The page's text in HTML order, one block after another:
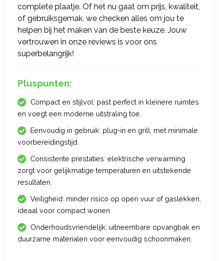
complete plaatje. Of het nu gaat om prijs, kwaliteit,
of gebruiksgemak, we checken alles om jou te
helpen bij het maken van de beste keuze. Jouw
vertrouwen in onze reviews is voor ons
superbelangrijk!
Pluspunten:
Compact en stijlvol: past perfect in kleinere ruimtes
en voegt een moderne uitstraling toe.
Eenvoudig in gebruik: plug-in en grill, met minimale
voorbereidingstijd.
Consistente prestaties: elektrische verwarming
zorgt voor gelijkmatige temperaturen en uitstekende
resultaten.
Veiligheid: minder risico op open vuur of gaslekken,
ideaal voor compact wonen.
Onderhoudsvriendelijk: uitneembare opvangbak en
duurzame materialen voor eenvoudig schoonmaken.